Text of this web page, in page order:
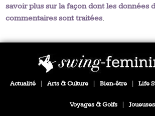
savoir plus sur la façon dont les données
commentaires sont traitées.
Actualité Arts & Culture Bien-être Life
Voyages & Golfs Joueuses